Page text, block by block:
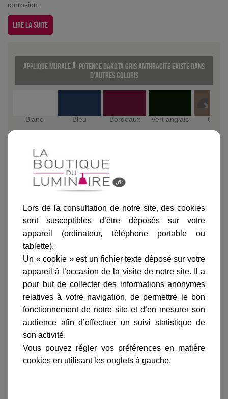
corrosion.
Lire la suite
Applique murale Ã potence Dakota Gris anthracite existe dans
d'autres coloris
Blanc Bleu Bordeaux Vert anglais Grès
Ajouter au panier
Informations produit
marque
livraison
gamme complète
Lors de la consultation de notre site, des cookies
sont susceptibles d’être déposés sur votre
appareil (ordinateur, téléphone portable ou
tablette).
Un « cookie » est un fichier texte déposé sur votre
appareil à l’occasion de la visite de notre site. Il a
pour but de collecter des informations anonymes
relatives à votre navigation, de permettre le bon
fonctionnement de notre site et d’en mesurer son
audience afin d’effectuer un suivi statistique de
son activité.
Vous pouvez régler vos préférences en matière
cookies en utilisant les onglets à gauche.